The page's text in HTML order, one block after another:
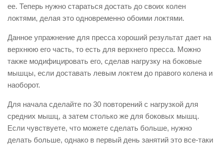
ее. Теперь нужно стараться достать до своих колен
локтями, делая это одновременно обоими локтями.
Данное упражнение для пресса хороший результат дает на
верхнюю его часть, то есть для верхнего пресса. Можно
также модифицировать его, сделав нагрузку на боковые
мышцы, если доставать левым локтем до правого колена и
наоборот.
Для начала сделайте по 30 повторений с нагрузкой для
средних мышц, а затем столько же для боковых мышц.
Если чувствуете, что можете сделать больше, нужно
делать больше, однако в первый день занятий это все-таки